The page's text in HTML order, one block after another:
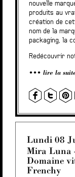
nouvelle
produits au
création de
nom de la
packaging, la
Redécouvrir
lire la
Lundi 08
Mira Luna
Domaine
Frenchy